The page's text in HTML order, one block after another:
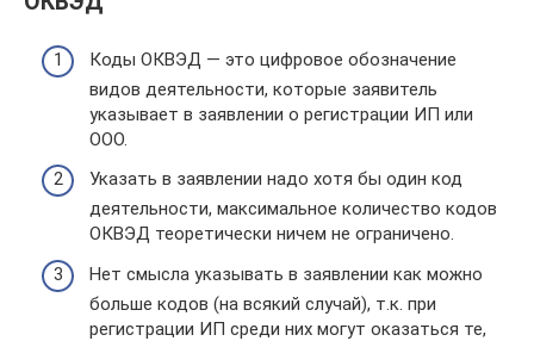
Коды ОКВЭД — это цифровое обозначение
видов деятельности, которые заявитель
указывает в заявлении о регистрации ИП или
ООО.
Указать в заявлении надо хотя бы один код
деятельности, максимальное количество кодов
ОКВЭД теоретически ничем не ограничено.
Нет смысла указывать в заявлении как можно
больше кодов (на всякий случай), т.к. при
регистрации ИП среди них могут оказаться те,